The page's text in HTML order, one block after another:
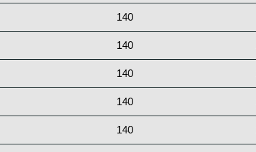
140
140
140
140
140